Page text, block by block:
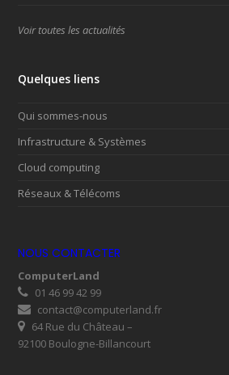
Voir toutes les actualités
Quelques liens
Qui sommes-nous
Infrastructure & Systèmes
Cloud computing
Réseaux & Télécoms
NOUS CONTACTER
ComputerLand
01 46 99 42 99
contact@computerland.fr
64 Rue du Château –
92100 Boulogne-Billancourt